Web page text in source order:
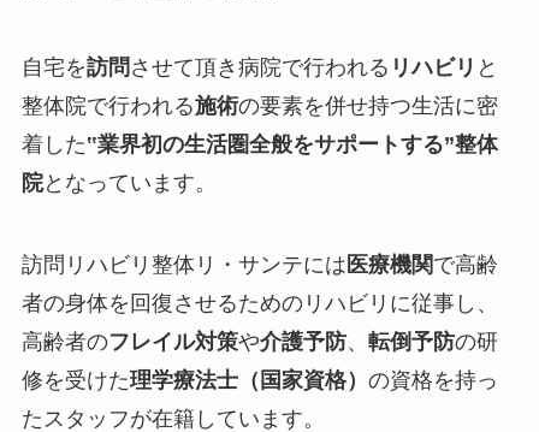
自宅を訪問 させて頂き病院で行われる リハビリ と
整体院で行われる施術の要素を併せ持つ生活に密
着した‟業界初の生活圏全般をサポートする”整体
院となっています。
訪問リハビリ整体リ・サンテには 医療機関で高齢
者の身体を回復させるためのリハビリに従事し、
高齢者のフレイル対策や介護予防、 転倒予防の研
修を受けた理学療法士（国家資格） の資格を持っ
たスタッフが在籍しています。